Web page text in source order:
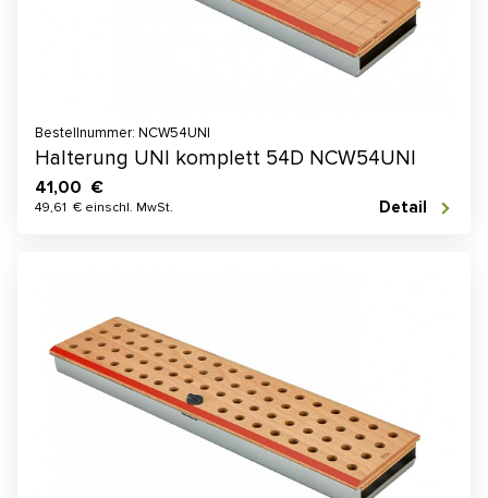
Bestellnummer: NCW54UNI
Halterung UNI komplett 54D NCW54UNI
41,00 €
49,61 € einschl. MwSt. Detail